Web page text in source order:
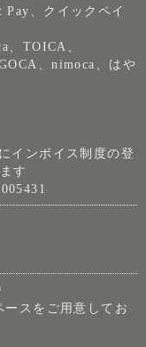
、クイックペイ
、TOICA、
、nimoca、はや
インボイス制度の登
す
スをご用意してお